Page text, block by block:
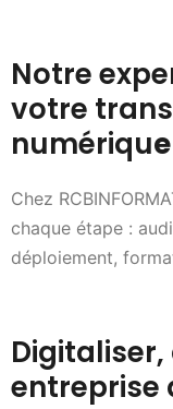
Notre
votre
numérique
Chez
chaque étape :
déploiement,
Digitaliser,
entreprise